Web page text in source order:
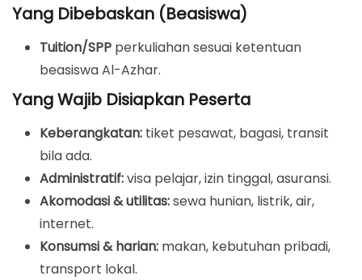
Yang Dibebaskan (Beasiswa)
Tuition/SPP perkuliahan sesuai ketentuan
beasiswa Al-Azhar.
Yang Wajib Disiapkan Peserta
Keberangkatan: tiket pesawat, bagasi, transit
bila ada.
Administratif:visa pelajar, izin tinggal, asuransi.
Akomodasi & utilitas:sewa hunian, listrik, air,
internet.
Konsumsi & harian: makan, kebutuhan pribadi,
transport lokal.